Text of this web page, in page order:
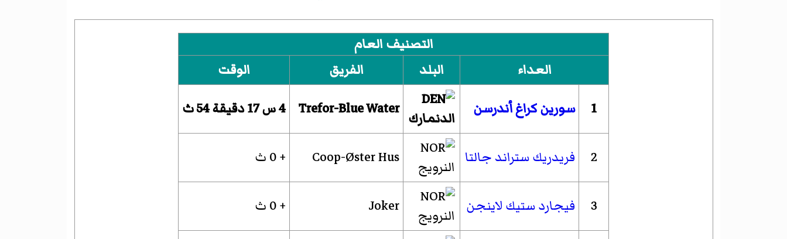
التصنيف العام
العداء
البلد الفريق
الوقت
1
سورين كراغ أندرسن
الدنمارك
Trefor-Blue Water 4 س 17 دقيقة 54 ث
2 فريدريك ستراند جالتا
النرويج
Coop-Øster Hus + 0 ث
3 فيجارد ستيك لاينجن
النرويج
Joker + 0 ث